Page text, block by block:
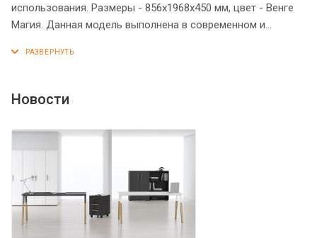
использования. Размеры - 856х1968х450 мм, цвет - Венге
Магия. Данная модель выполнена в современном и
более презентабельный вид. Гардероб имеет солидный
гардероба надежно защищены кромкой ПВХ 2 мм. Данный
расположены сверху и снизу. Конструкция гардероба
оснащена прочными силовыми креплениями –
эксцентриковыми стяжками. Регулируемые по высоте
опоры обеспечат гардеробу устойчивость на неровном
Новости